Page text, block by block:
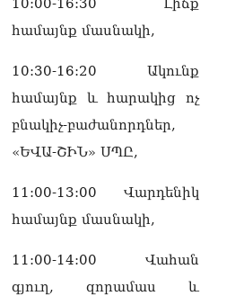
10:00-16:30 Լիճք
համայնք մասնակի,
10:30-16:20 Ակունք
համայնք և հարակից ոչ
բնակիչ-բաժանորդներ,
«ԵՎԱ-ՇԻՆ» ՍՊԸ,
11:00-13:00 Վարդենիկ
համայնք մասնակի,
11:00-14:00 Վահան
գյուղ, զորամաս և